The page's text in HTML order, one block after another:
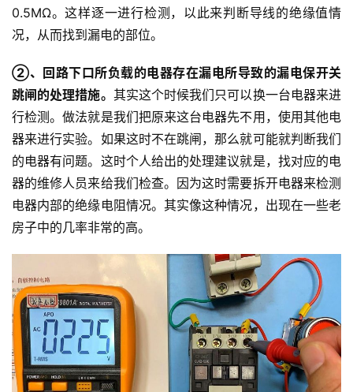
0.5MΩ。这样逐一进行检测，以此来判断导线的绝缘值情
况，从而找到漏电的部位。
②、回路下口所负载的电器存在漏电所导致的漏电保开关
跳闸的处理措施。 其实这个时候我们只可以换一台电器来进
行检测。做法就是我们把原来这台电器先不用，使用其他电
器来进行实验。如果这时不在跳闸，那么就可能就判断我们
的电器有问题。这时个人给出的处理建议就是，找对应的电
器的维修人员来给我们检查。因为这时需要拆开电器来检测
电器内部的绝缘电阻情况。其实像这种情况，出现在一些老
房子中的几率非常的高。